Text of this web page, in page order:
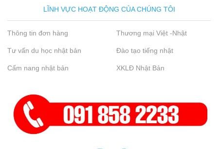
LĨNH VỰC HOẠT ĐỘNG CỦA CHÚNG TÔI
Thông tin đơn hàng Thương mại Việt -Nhật
Tư vấn du học nhật bản Đào tạo tiếng nhật
Cẩm nang nhật bản XKLĐ Nhật Bản